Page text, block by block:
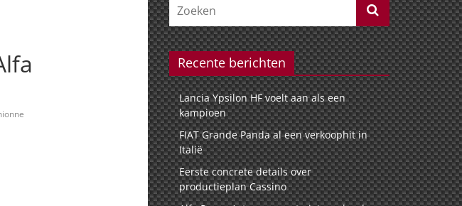
Recente berichten
Lancia Ypsilon HF voelt aan als een
kampioen
FIAT Grande Panda al een verkoophit in
Italië
Eerste concrete details over
productieplan Cassino